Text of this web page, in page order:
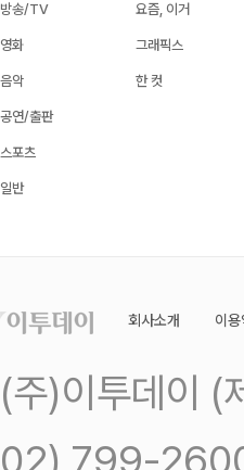
방송/TV
영화
음악
공연/출판
스포츠
일반
요즘, 이거
그래픽스
한 컷
회사소개 이
(주)이투데이 (
02) 799-